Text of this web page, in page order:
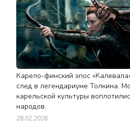
Карело-финский эпос
след в легендариуме Толкина.
карельской культуры
народов.
28.02.2026